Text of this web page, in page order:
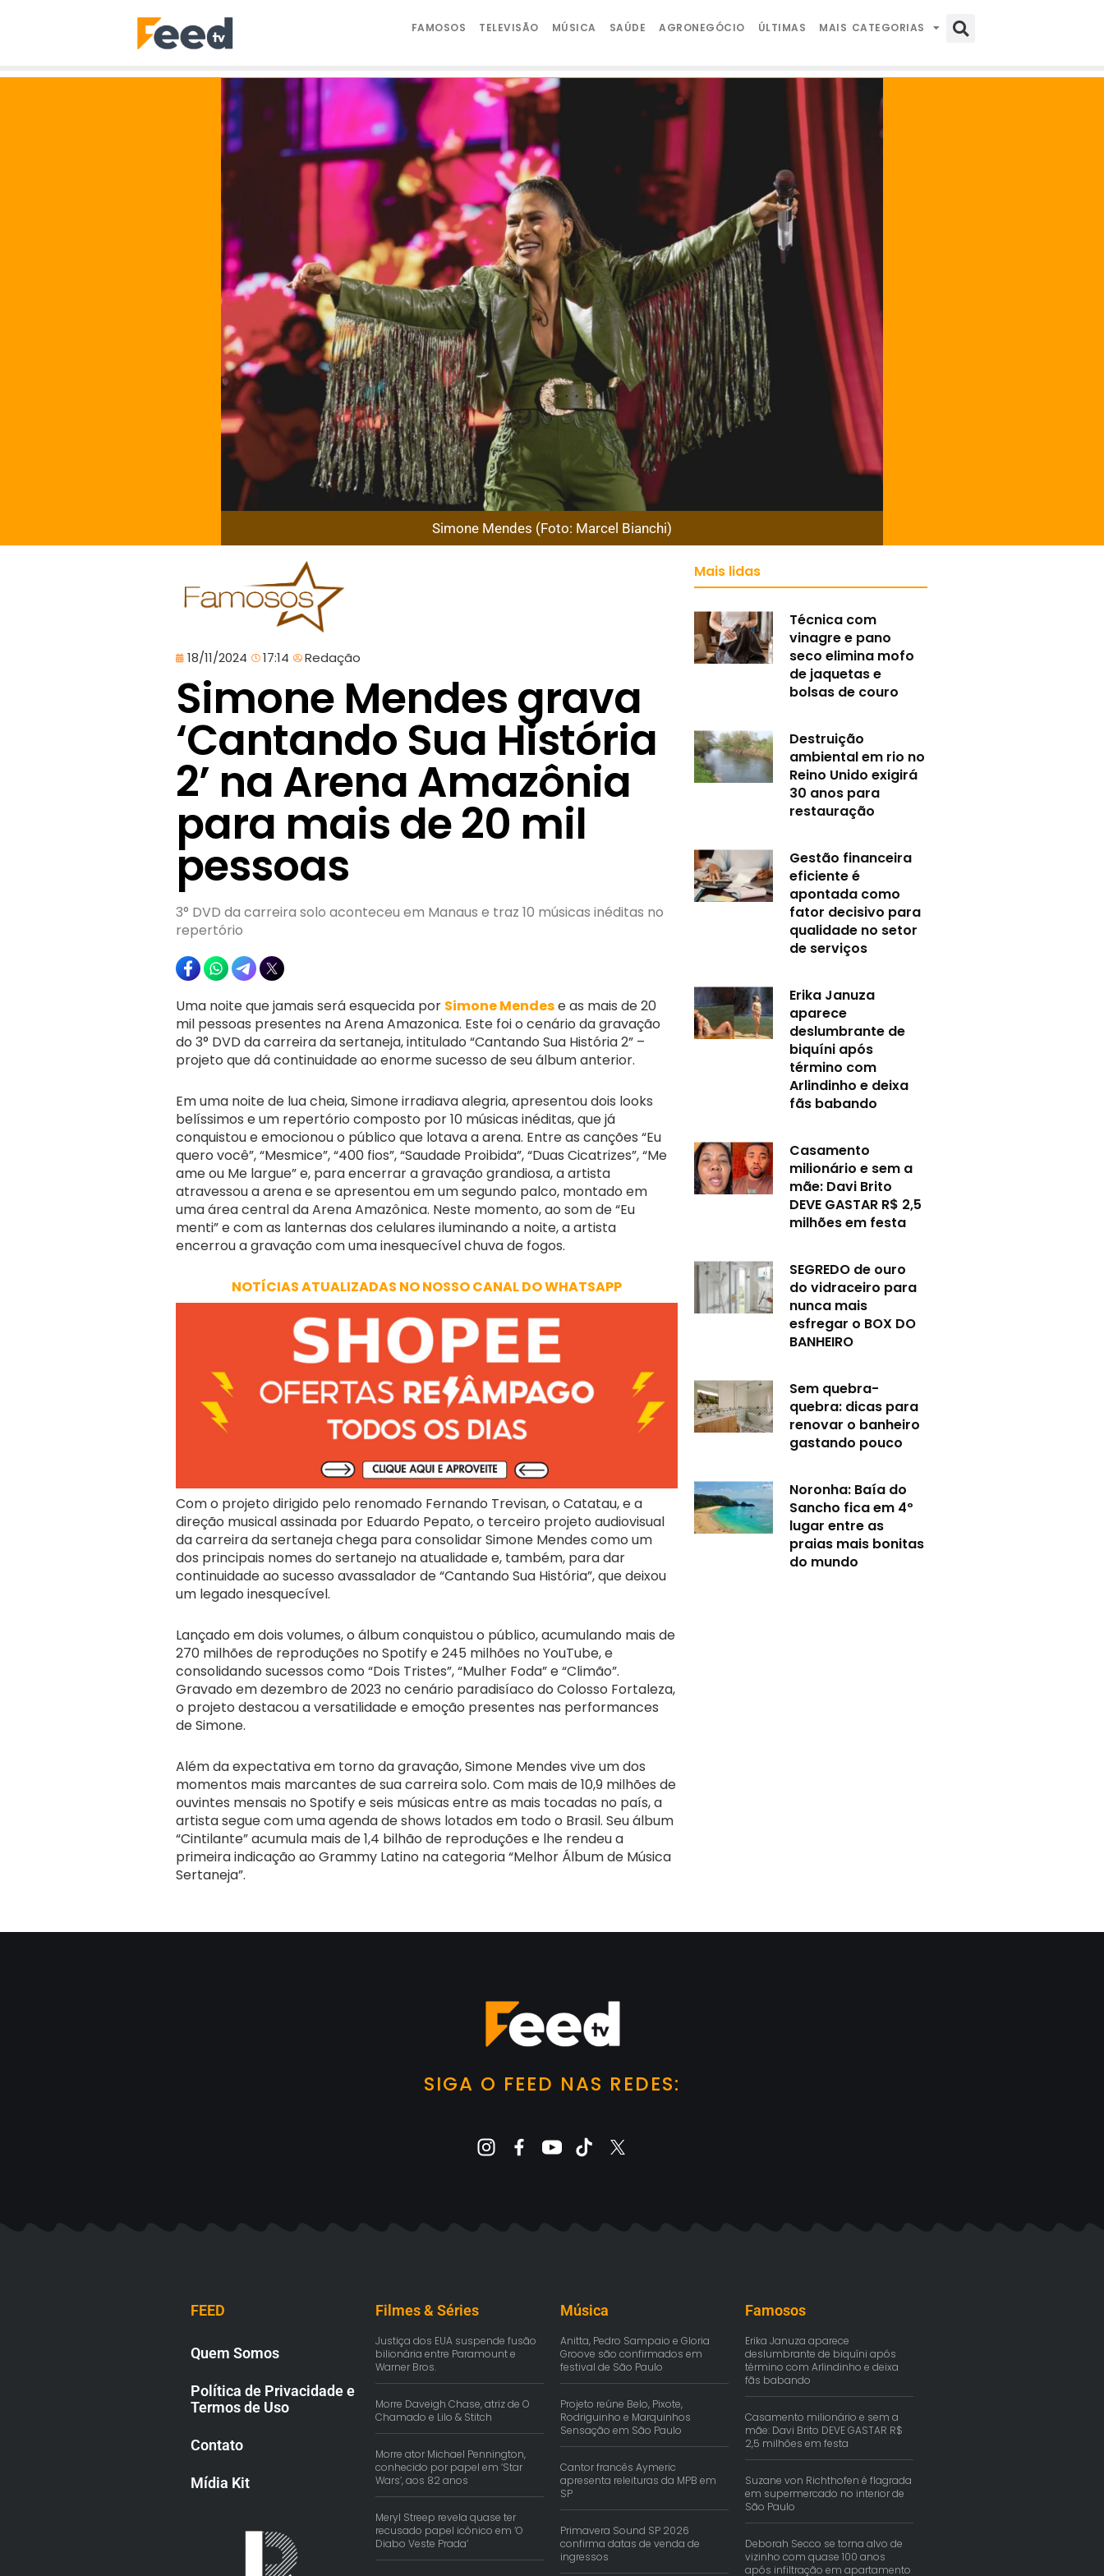
FAMOSOS TELEVISÃO MÚSICA SAÚDE AGRONEGÓCIO ÚLTIMAS MAIS CATEGORIAS
Simone Mendes (Foto: Marcel Bianchi)
18/11/2024 17:14 Redação
Simone Mendes grava
‘Cantando Sua História
2’ na Arena Amazônia
para mais de 20 mil
pessoas
3° DVD da carreira solo aconteceu em Manaus e traz 10 músicas inéditas no
repertório
Uma noite que jamais será esquecida por Simone Mendese as mais de 20
mil pessoas presentes na Arena Amazonica. Este foi o cenário da gravação
do 3° DVD da carreira da sertaneja, intitulado “Cantando Sua História 2” –
projeto que dá continuidade ao enorme sucesso de seu álbum anterior.
Em uma noite de lua cheia, Simone irradiava alegria, apresentou dois looks
belíssimos e um repertório composto por 10 músicas inéditas, que já
conquistou e emocionou o público que lotava a arena. Entre as canções “Eu
quero você”, “Mesmice”, “400 fios”, “Saudade Proibida”, “Duas Cicatrizes”, “Me
ame ou Me largue” e, para encerrar a gravação grandiosa, a artista
atravessou a arena e se apresentou em um segundo palco, montado em
uma área central da Arena Amazônica. Neste momento, ao som de “Eu
menti” e com as lanternas dos celulares iluminando a noite, a artista
encerrou a gravação com uma inesquecível chuva de fogos.
NOTÍCIAS ATUALIZADAS NO NOSSO CANAL DO WHATSAPP
Com o projeto dirigido pelo renomado Fernando Trevisan, o Catatau, e a
direção musical assinada por Eduardo Pepato, o terceiro projeto audiovisual
da carreira da sertaneja chega para consolidar Simone Mendes como um
dos principais nomes do sertanejo na atualidade e, também, para dar
continuidade ao sucesso avassalador de “Cantando Sua História”, que deixou
um legado inesquecível.
Lançado em dois volumes, o álbum conquistou o público, acumulando mais de
270 milhões de reproduções no Spotify e 245 milhões no YouTube, e
consolidando sucessos como “Dois Tristes”, “Mulher Foda” e “Climão”.
Gravado em dezembro de 2023 no cenário paradisíaco do Colosso Fortaleza,
o projeto destacou a versatilidade e emoção presentes nas performances
de Simone.
Além da expectativa em torno da gravação, Simone Mendes vive um dos
momentos mais marcantes de sua carreira solo. Com mais de 10,9 milhões de
ouvintes mensais no Spotify e seis músicas entre as mais tocadas no país, a
artista segue com uma agenda de shows lotados em todo o Brasil. Seu álbum
“Cintilante” acumula mais de 1,4 bilhão de reproduções e lhe rendeu a
primeira indicação ao Grammy Latino na categoria “Melhor Álbum de Música
Sertaneja”.
Mais lidas
Técnica com
vinagre e pano
seco elimina mofo
de jaquetas e
bolsas de couro
Destruição
ambiental em rio no
Reino Unido exigirá
30 anos para
restauração
Gestão financeira
eficiente é
apontada como
fator decisivo para
qualidade no setor
de serviços
Erika Januza
aparece
deslumbrante de
biquíni após
término com
Arlindinho e deixa
fãs babando
Casamento
milionário e sem a
mãe: Davi Brito
DEVE GASTAR R$ 2,5
milhões em festa
SEGREDO de ouro
do vidraceiro para
nunca mais
esfregar o BOX DO
BANHEIRO
Sem quebra-
quebra: dicas para
renovar o banheiro
gastando pouco
Noronha: Baía do
Sancho fica em 4º
lugar entre as
praias mais bonitas
do mundo
SIGA O FEED NAS REDES:
FEED
Quem Somos
Política de Privacidade e
Termos de Uso
Contato
Mídia Kit
Filmes & Séries
Justiça dos EUA suspende fusão
bilionária entre Paramount e
Warner Bros.
Morre Daveigh Chase, atriz de O
Chamado e Lilo & Stitch
Morre ator Michael Pennington,
conhecido por papel em ‘Star
Wars’, aos 82 anos
Meryl Streep revela quase ter
recusado papel icônico em ‘O
Diabo Veste Prada’
Música
Anitta, Pedro Sampaio e Gloria
Groove são confirmados em
festival de São Paulo
Projeto reúne Belo, Pixote,
Rodriguinho e Marquinhos
Sensação em São Paulo
Cantor francês Aymeric
apresenta releituras da MPB em
SP
Primavera Sound SP 2026
confirma datas de venda de
ingressos
Famosos
Erika Januza aparece
deslumbrante de biquíni após
término com Arlindinho e deixa
fãs babando
Casamento milionário e sem a
mãe: Davi Brito DEVE GASTAR R$
2,5 milhões em festa
Suzane von Richthofen é flagrada
em supermercado no interior de
São Paulo
Deborah Secco se torna alvo de
vizinho com quase 100 anos
após infiltração em apartamento